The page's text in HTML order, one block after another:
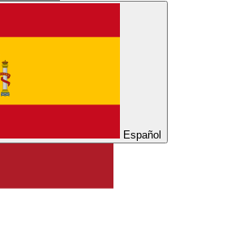
Español